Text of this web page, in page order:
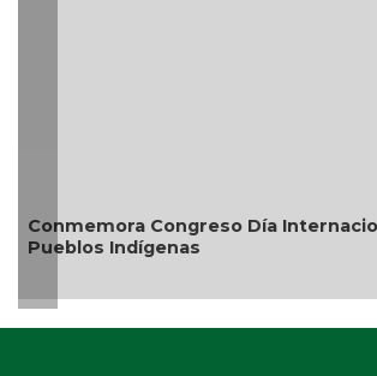
Conmemora Congreso Día
Pueblos Indígenas